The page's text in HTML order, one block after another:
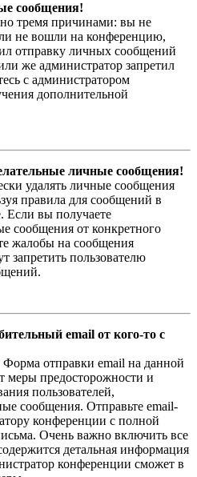
сообщения!
тремя причинами: вы не
не вошли на конференцию,
отправку личных сообщений
же администратор запретил
с администратором
дополнительной
личные сообщения!
удалять личные сообщения
правила для сообщений в
Если вы получаете
сообщения от конкретного
жалобы на сообщения
запретить пользователю
email от кого-то с
отправки email на данной
меры предосторожности и
пользователей,
сообщения. Отправьте email-
конференции с полной
Очень важно включить все
детальная информация
конференции сможет в